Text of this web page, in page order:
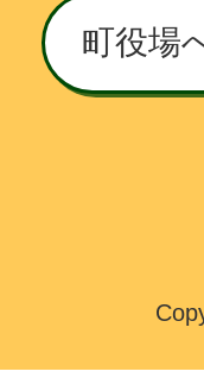
町役場